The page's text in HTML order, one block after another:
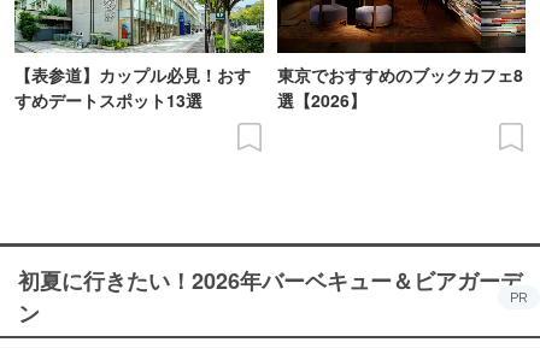
【表参道】カップル必見！おす
すめデートスポット13選
東京でおすすめのブックカフェ8
選【2026】
初夏に行きたい！2026年バーベキュー＆ビアガーデ
ン
PR